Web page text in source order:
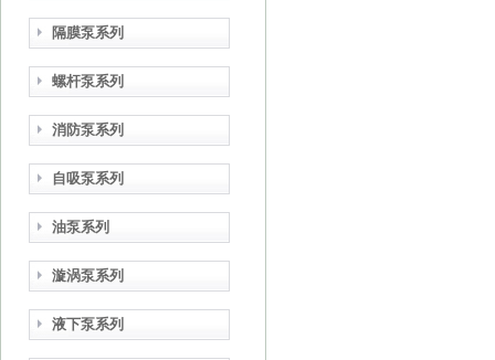
隔膜泵系列
螺杆泵系列
消防泵系列
自吸泵系列
油泵系列
漩涡泵系列
液下泵系列